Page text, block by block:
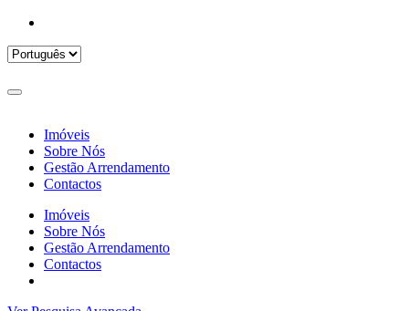
Imóveis
Sobre Nós
Gestão Arrendamento
Contactos
Imóveis
Sobre Nós
Gestão Arrendamento
Contactos